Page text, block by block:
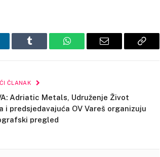
Tumblr WhatsAppEmail
Copy
ČLANAK
Adriatic Metals, Udruženje Život
i predsjedavajuća OV Vareš organizuju
pregled